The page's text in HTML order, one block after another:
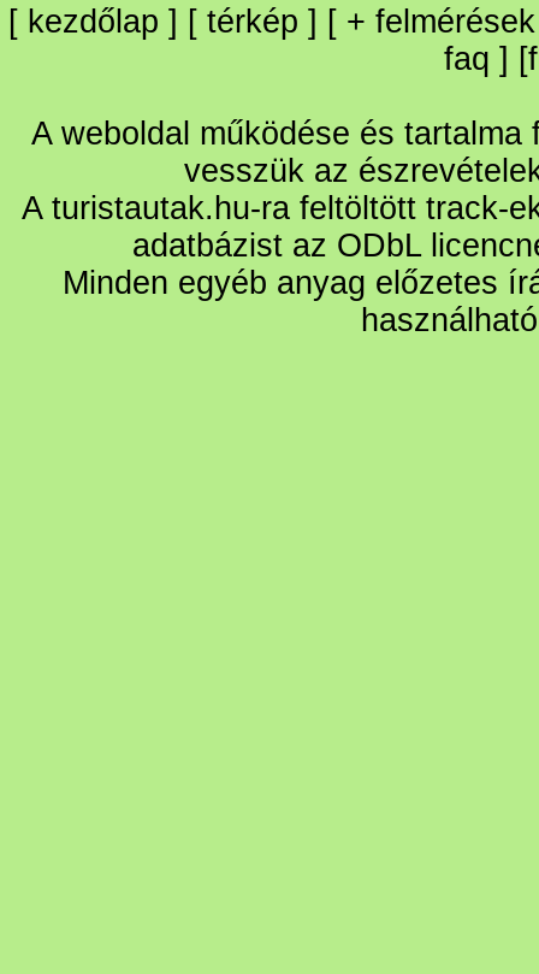
[ kezdőlap ] [ térkép ] [ + felmérések
faq ] [
A weboldal működése és
vesszük az
A turistautak.hu-ra feltöltött track-
adatbázist az ODbL
Minden egyéb anyag előzetes